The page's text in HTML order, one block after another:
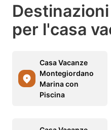
per l'casa
Casa Vacanze
Montegiordano
Marina con
Piscina